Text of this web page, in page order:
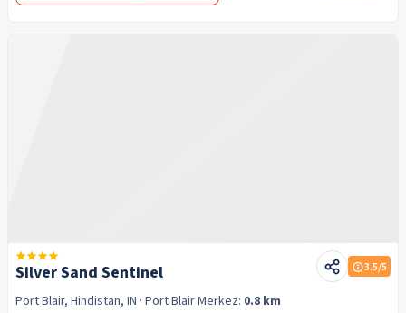
Silver Sand Sentinel 3.5/5
Port Blair, Hindistan, IN · Port BlairMerkez: 0.8 km